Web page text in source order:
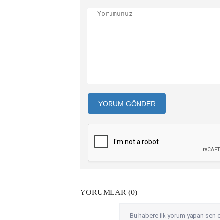
YORUM GÖNDER
YORUMLAR (0)
Bu habere ilk yorum yapan sen